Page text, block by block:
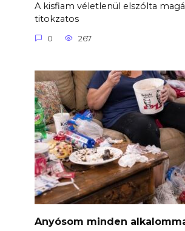
A kisfiam véletlenül elszólta
titokzatos
0 267
Anyósom minden